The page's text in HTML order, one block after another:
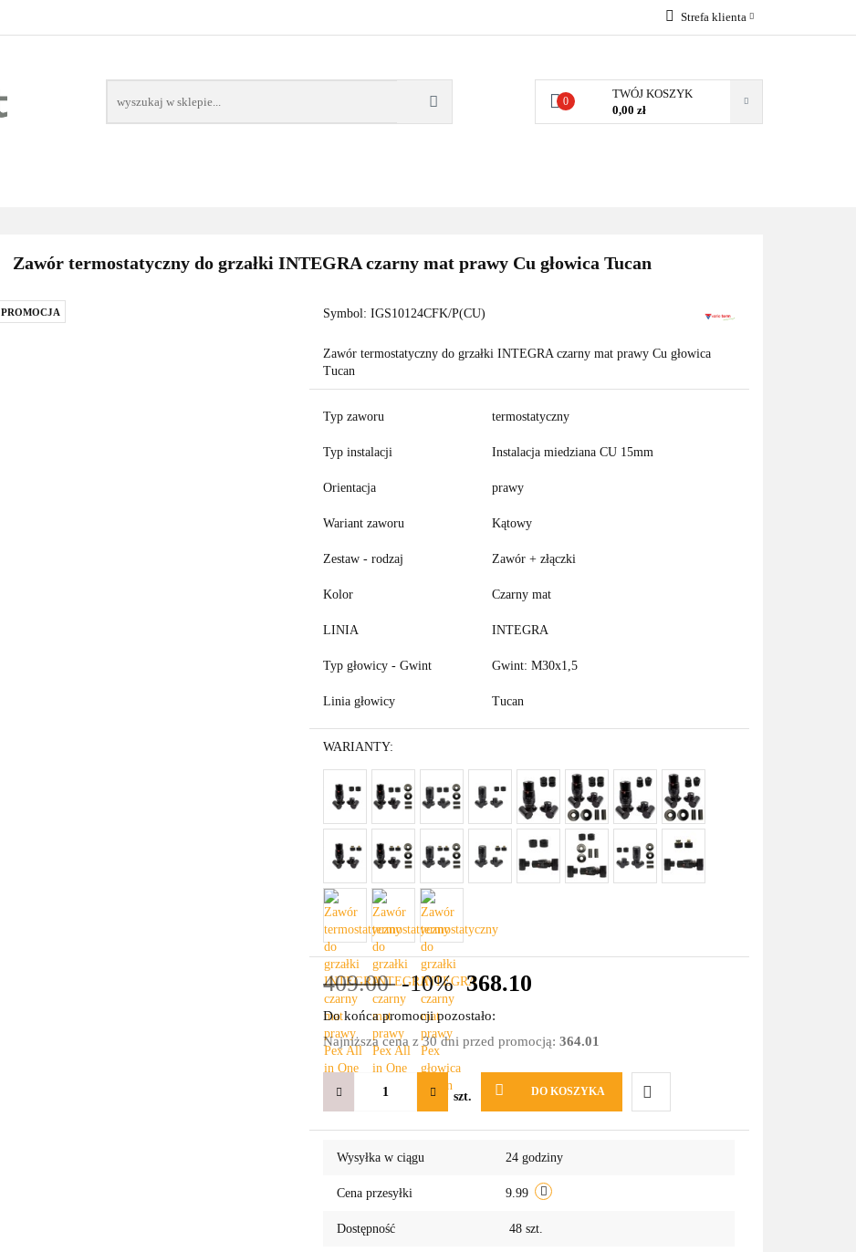
Strefa klienta
Zarejestruj się
0
TWÓJ KOSZYK
0,00 zł
Zawór termostatyczny do grzałki INTEGRA czarny mat prawy Cu głowica Tucan
PROMOCJA Symbol:IGS10124CFK/P(CU)
Zawór termostatyczny do grzałki INTEGRA czarny mat prawy Cu głowica
Tucan
Typ zaworu termostatyczny
Typ instalacji Instalacja miedziana CU 15mm
Orientacja prawy
Wariant zaworu Kątowy
Zestaw - rodzaj Zawór + złączki
Kolor Czarny mat
LINIA INTEGRA
Typ głowicy - Gwint Gwint: M30x1,5
Linia głowicy Tucan
WARIANTY:
409.00 -10% 368.10
Do końca promocji pozostało:
Najniższa cena z 30 dni przed promocją:364.01
szt. DO KOSZYKA
Do
Wysyłka w ciągu 24 godziny
Cena przesyłki 9.99
Dostępność 48 szt.